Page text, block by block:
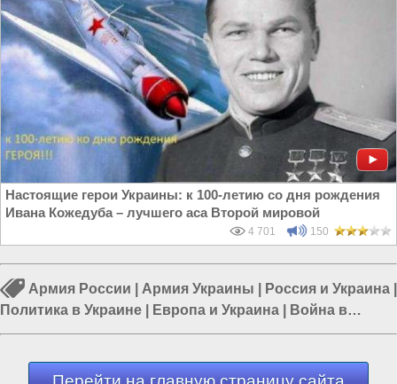
Настоящие герои Украины: к 100-летию со дня рождения
Ивана Кожедуба – лучшего аса Второй мировой
4 701 150
Армия России Армия Украины Россия и Украина
Политика в Украине
Европа и Украина
Война в
Новороссии|Гражданская война на Украине